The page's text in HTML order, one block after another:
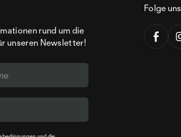
rund um die
unseren Newsletter!
Folge uns